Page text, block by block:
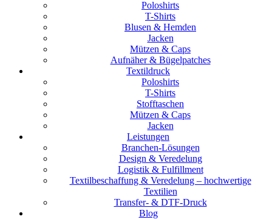
Poloshirts
T-Shirts
Blusen & Hemden
Jacken
Mützen & Caps
Aufnäher & Bügelpatches
Textildruck
Poloshirts
T-Shirts
Stofftaschen
Mützen & Caps
Jacken
Leistungen
Branchen-Lösungen
Design & Veredelung
Logistik & Fulfillment
Textilbeschaffung & Veredelung – hochwertige
Textilien
Transfer- & DTF-Druck
Blog